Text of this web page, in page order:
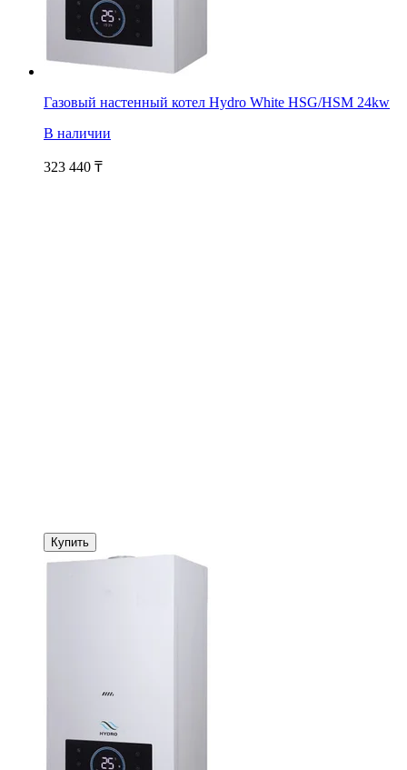
Газовый настенный котел Hydro White HSG/HSM 24kw
В наличии
323 440 ₸
Купить